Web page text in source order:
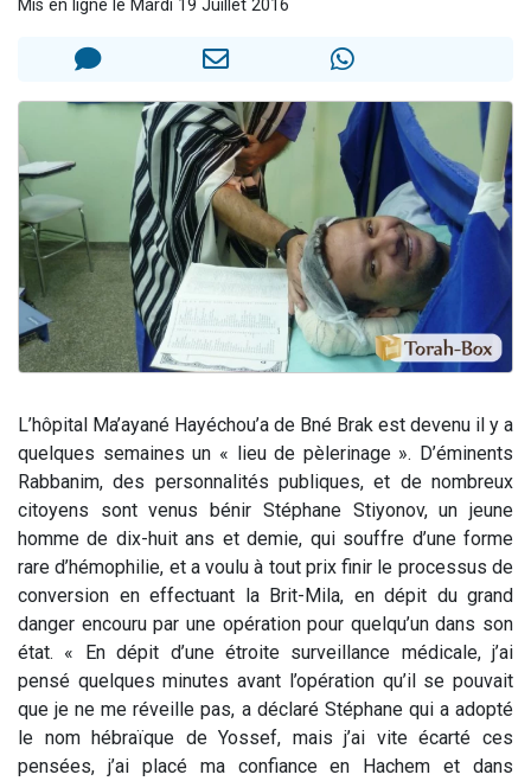
Il reste 49 places pour étudier en groupe sur Zoom
Eva vient de donner son Maasser
Mis en ligne le Mardi 19 Juillet 2016
L’hôpital Ma’ayané Hayéchou’a de Bné Brak est devenu il y a
quelques semaines un « lieu de pèlerinage ». D’éminents
Rabbanim, des personnalités publiques, et de nombreux
citoyens sont venus bénir Stéphane Stiyonov, un jeune
homme de dix-huit ans et demie, qui souffre d’une forme
rare d’hémophilie, et a voulu à tout prix finir le processus de
conversion en effectuant la Brit-Mila, en dépit du grand
danger encouru par une opération pour quelqu’un dans son
état. « En dépit d’une étroite surveillance médicale, j’ai
pensé quelques minutes avant l’opération qu’il se pouvait
que je ne me réveille pas, a déclaré Stéphane qui a adopté
le nom hébraïque de Yossef, mais j’ai vite écarté ces
pensées, j’ai placé ma confiance en Hachem et dans